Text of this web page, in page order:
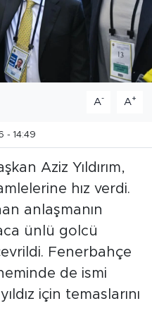
A- A+
- 14:49
Aziz Yıldırım,
hız verdi.
anlaşmanın
ünlü golcü
Fenerbahçe
de ismi
için temaslarını